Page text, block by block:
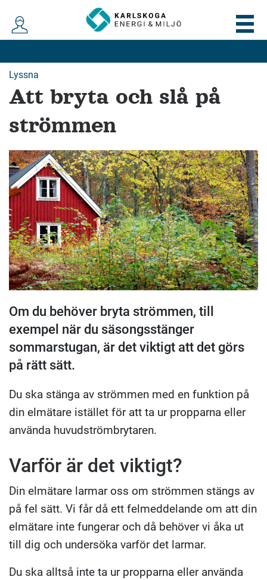
Lyssna
Att bryta och slå på
strömmen
Om du behöver bryta strömmen, till
exempel när du säsongsstänger
sommarstugan, är det viktigt att det görs
på rätt sätt.
Du ska stänga av strömmen med en funktion på
din elmätare istället för att ta ur propparna eller
använda huvudströmbrytaren.
Varför är det viktigt?
Din elmätare larmar oss om strömmen stängs av
på fel sätt. Vi får då ett felmeddelande om att din
elmätare inte fungerar och då behöver vi åka ut
till dig och undersöka varför det larmar.
Du ska alltså inte ta ur propparna eller använda